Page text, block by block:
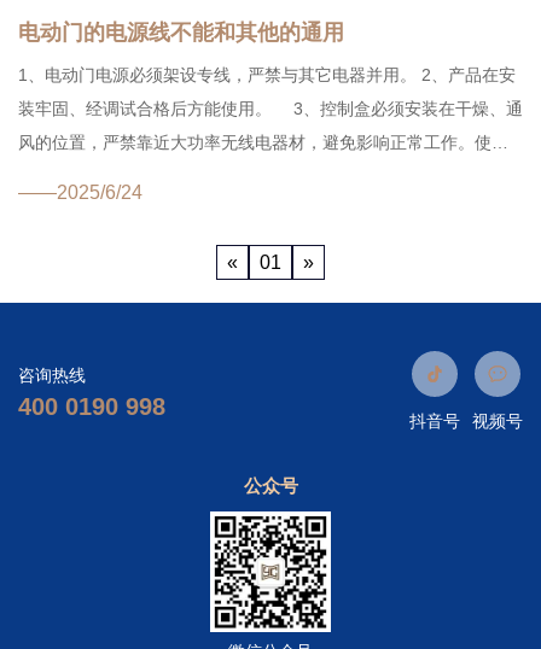
电动门的电源线不能和其他的通用
1、电动门电源必须架设专线，严禁与其它电器并用。 2、产品在安
装牢固、经调试合格后方能使用。 3、控制盒必须安装在干燥、通
风的位置，严禁靠近大功率无线电器材，避免影响正常工作。使用
——2025/6/24
« 01 »
咨询热线
400 0190 998
抖音号 视频号
公众号